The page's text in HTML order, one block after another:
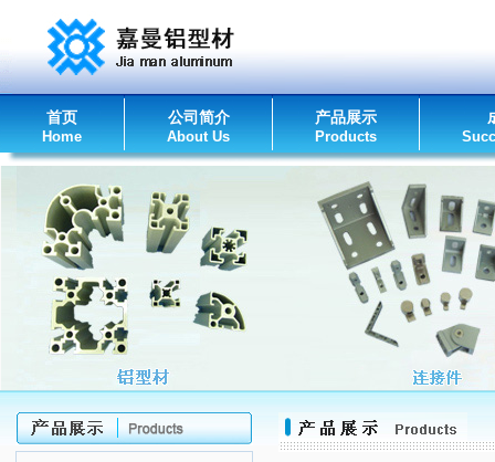
首页
Home
公司简介
About Us
产品展示
Products